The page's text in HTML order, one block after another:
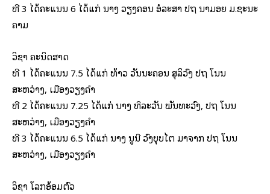
ທີ 3 ໄດ້ຄະແນນ 6 ໄດ້ແກ່ ນາງ ວຽງຄອນ ອໍລະສາ ປຖ ນາມອຍ ມ.ຊະນະ
ຄາມ
ວິຊາ ຄະນິດສາດ
ທີ 1 ໄດ້ຄະແນນ 7.5 ໄດ້ແກ່ ທ້າວ ວັນນະຄອນ ສຸລິວົງ ປຖ ໂນນ
ສະຫວ່າງ, ເມືອງວຽງຄຳ
ທີ 2 ໄດ້ຄະແນນ 7.25 ໄດ້ແກ່ ນາງ ທິລະວັນ ພັນທະວົງ, ປຖ ໂນນ
ສະຫວ່າງ, ເມືອງວຽງຄຳ
ທີ 3 ໄດ້ຄະແນນ 6.5 ໄດ້ແກ່ ນາງ ນູນີ ວົງບຸບໄຕ ມາຈາກ ປຖ ໂນນ
ສະຫວ່າງ, ເມືອງວຽງຄຳ
ວິຊາ ໂລກອ້ອມຕົວ